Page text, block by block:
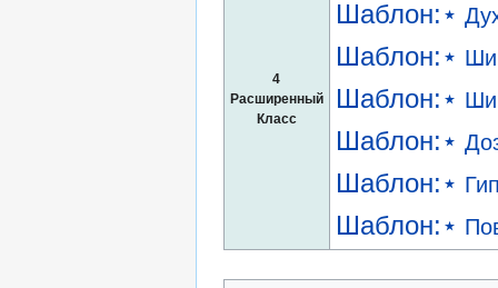
4
Расширенный
Класс
Шаблон:⋆
Шаблон:⋆
Шаблон:⋆
Шаблон:⋆
Шаблон:⋆
Шаблон:⋆